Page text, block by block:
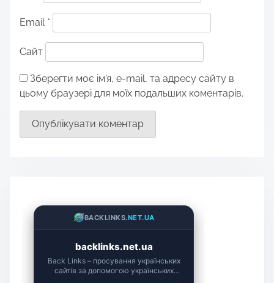
Email *
Сайт
Зберегти моє ім'я, e-mail, та адресу сайту в
цьому браузері для моїх подальших коментарів.